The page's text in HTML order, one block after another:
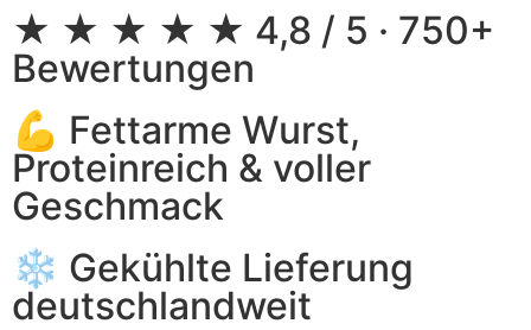
★ ★ ★ ★ ★ 4,8 / 5 · 750+
Bewertungen
💪 Fettarme Wurst,
Proteinreich & voller
Geschmack
❄️ Gekühlte Lieferung
deutschlandweit